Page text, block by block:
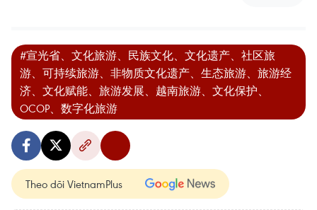
#宣光省、文化旅游、民族文化、文化遗产、社区旅
游、可持续旅游、非物质文化遗产、生态旅游、旅游经
济、文化赋能、旅游发展、越南旅游、文化保护、
OCOP、数字化旅游
Theo dõi VietnamPlus